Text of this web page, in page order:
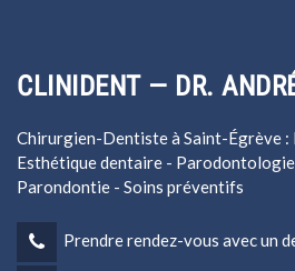
CLINIDENT — DR.
Chirurgien-Dentiste à Saint-Égrève
Esthétique dentaire -
Parondontie - Soins préventifs
‭Prendre rendez-vous avec un